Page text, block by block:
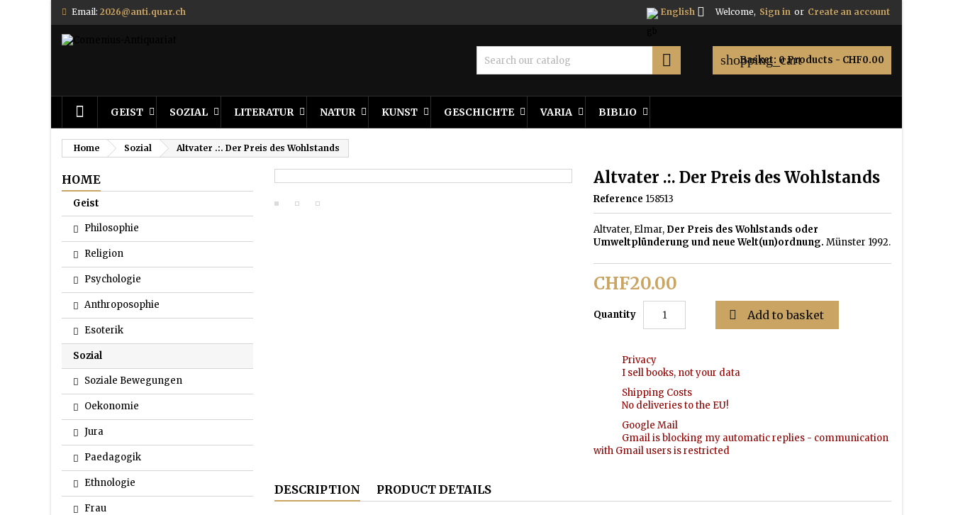
Email: 2026@anti.quar.ch Welcome, Sign in or Create an account
English 
shopping_cart
Basket: 0Products - CHF0.00

GEIST SOZIAL LITERATUR NATUR KUNST GESCHICHTE VARIA BIBLIO
Home Sozial Altvater .:. Der Preis des Wohlstands
HOME
Geist
Philosophie
Religion
Psychologie
Anthroposophie
Esoterik
Sozial
Soziale Bewegungen
Oekonomie
Jura
Paedagogik
Ethnologie
Frau
Altvater .:. Der Preis des Wohlstands
Reference 158513
Altvater, Elmar, Der Preis des Wohlstands oder
Umweltplünderung und neue Welt(un)ordnung. Münster 1992.
CHF20.00
Quantity  Add to basket
Privacy
I sell books, not your data
Shipping Costs
No deliveries to the EU!
Google Mail
Gmail is blocking my automatic replies - communication
with Gmail users is restricted
DESCRIPTION PRODUCT DETAILS